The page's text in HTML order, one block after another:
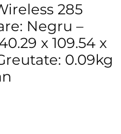
285
Negru –
x 109.54 x
0.09kg